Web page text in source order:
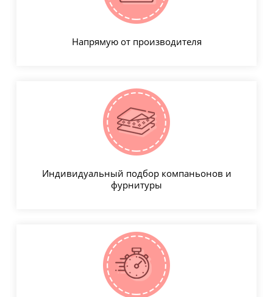
Напрямую от производителя
Индивидуальный подбор компаньонов и
фурнитуры